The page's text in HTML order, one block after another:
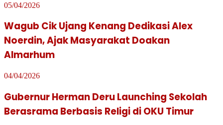
05/04/2026
Wagub Cik Ujang Kenang Dedikasi Alex
Noerdin, Ajak Masyarakat Doakan
Almarhum
04/04/2026
Gubernur Herman Deru Launching Sekolah
Berasrama Berbasis Religi di OKU Timur